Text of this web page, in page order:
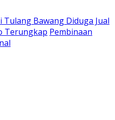
Tulang Bawang Diduga Jual
Terungkap Pembinaan